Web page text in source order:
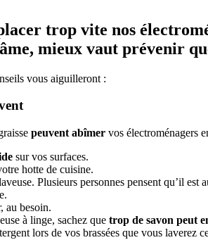
trop vite nos
mieux vaut prévenir
vous aiguilleront :
peuvent abîmer vos électroménagers
sur vos surfaces.
hotte de cuisine.
Plusieurs personnes pensent qu’il
au besoin.
à linge, sachez que trop de savon peut
lors de vos brassées que vous laverez